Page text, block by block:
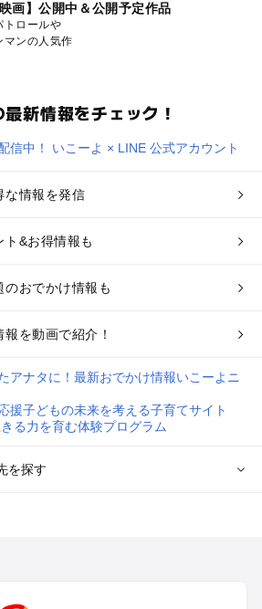
映画】公開中＆公開予定作品
トロールや
マンの人気作
新情報をチェック！
な情報を発信
&お得情報も
おでかけ情報も
を動画で紹介！
を探す